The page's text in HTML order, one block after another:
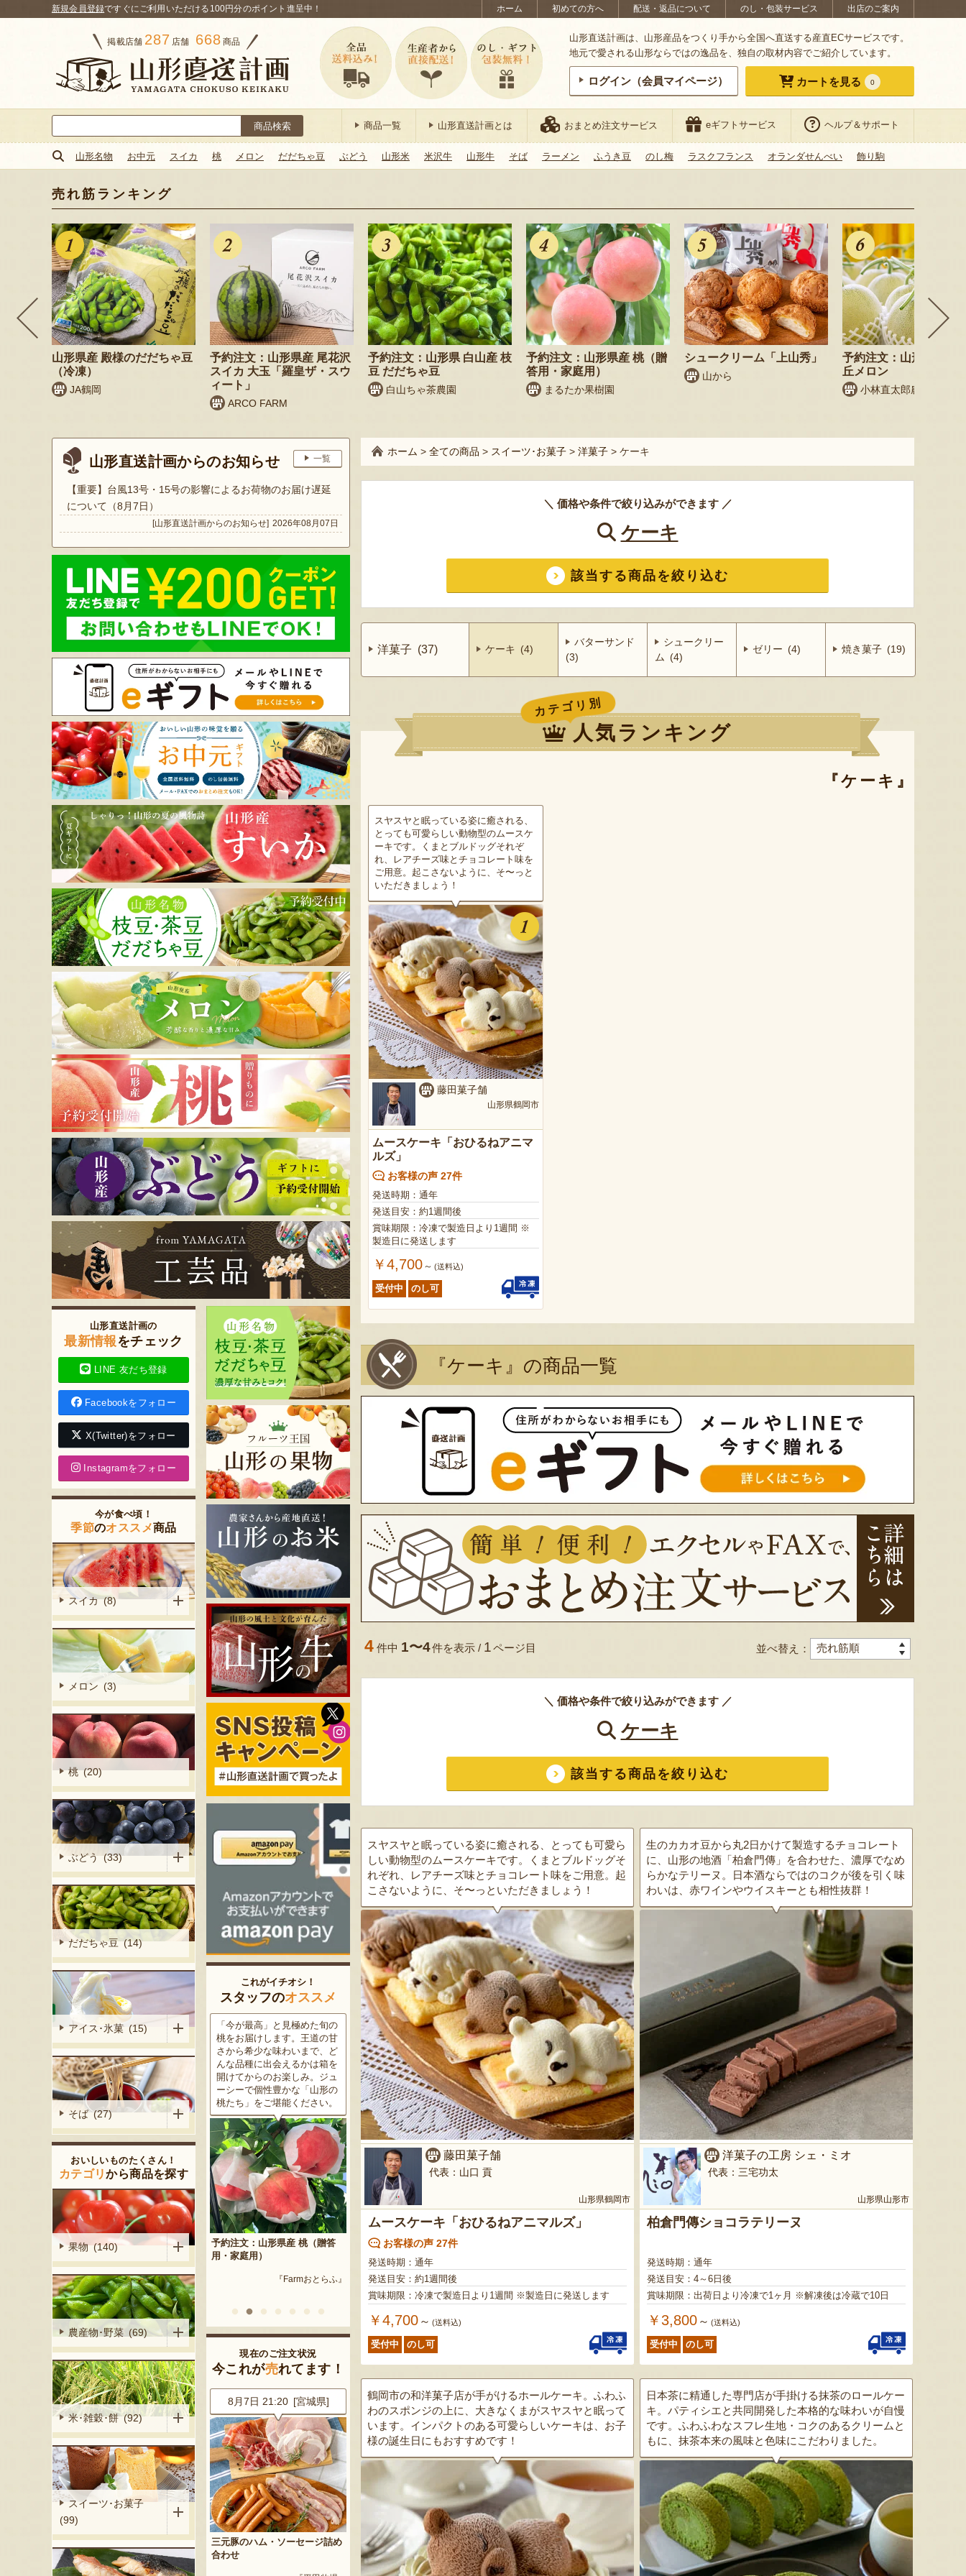
ホーム 初めての方へ 配送・返品について のし・包装サービス 出店のご案内
新規会員登録ですぐにご利用いただける100円分のポイント進呈中！
掲載店舗 287 店舗 668 商品
山形直送計画は、山形産品をつくり手から全国へ直送する産直ECサービスです。
地元で愛される山形ならではの逸品を、独自の取材内容でご紹介しています。
ログイン（会員マイページ） カートを見る 0
索:
商品一覧 山形直送計画とは おまとめ注文サービス eギフトサービス ヘルプ＆サポート
山形名物 お中元 スイカ 桃 メロン だだちゃ豆 ぶどう 山形米 米沢牛 山形牛 そば ラーメン ふうき豆 のし梅 ラスクフランス オランダせんべい 飾り駒
売れ筋ランキング
山形県産 殿様のだだちゃ豆
（冷凍）
JA鶴岡
予約注文：山形県産 尾花沢
スイカ 大玉「羅皇ザ・スウ
ィート」
ARCO FARM
予約注文：山形県 白山産 枝
豆 だだちゃ豆
白山ちゃ茶農園
予約注文：山形県産 桃（贈
答用・家庭用）
まるたか果樹園
シュークリーム「上山秀」
山から
予約注文：山形県産 庄
丘メロン
小林直太郎農園
山形直送計画からのお知らせ 一覧
【重要】台風13号・15号の影響によるお荷物のお届け遅延
について（8月7日）
[山形直送計画からのお知らせ] 2026年08月07日
ホーム > 全ての商品 > スイーツ･お菓子 > 洋菓子 > ケーキ
＼ 価格や条件で絞り込みができます ／
ケーキ
該当する商品を絞り込む
洋菓子 (37) ケーキ (4)
バターサンド
(3)
シュークリー
ム (4)
ゼリー (4) 焼き菓子 (19)
カテゴリ別
人気ランキング
『ケーキ』
スヤスヤと眠っている姿に癒される、
とっても可愛らしい動物型のムースケ
ーキです。くまとブルドッグそれぞ
れ、レアチーズ味とチョコレート味を
ご用意。起こさないように、そ〜っと
いただきましょう！
藤田菓子舗
山形県鶴岡市
ムースケーキ「おひるねアニマ
ルズ」
お客様の声 27件
発送時期：通年
発送目安：約1週間後
賞味期限：冷凍で製造日より1週間 ※
製造日に発送します
￥4,700 ～ (送料込)
受付中 のし可
『ケーキ』の商品一覧
4 件中 1〜4件を表示 / 1ページ目 並べ替え：
＼ 価格や条件で絞り込みができます ／
ケーキ
該当する商品を絞り込む
スヤスヤと眠っている姿に癒される、とっても可愛ら
しい動物型のムースケーキです。くまとブルドッグそ
れぞれ、レアチーズ味とチョコレート味をご用意。起
こさないように、そ〜っといただきましょう！
藤田菓子舗
山形県鶴岡市
代表：山口 貢
ムースケーキ「おひるねアニマルズ」
お客様の声 27件
発送時期：通年
発送目安：約1週間後
賞味期限：冷凍で製造日より1週間 ※製造日に発送します
￥4,700 ～ (送料込)
受付中 のし可
生のカカオ豆から丸2日かけて製造するチョコレート
に、山形の地酒「柏倉門傳」を合わせた、濃厚でなめ
らかなテリーヌ。日本酒ならではのコクが後を引く味
わいは、赤ワインやウイスキーとも相性抜群！
洋菓子の工房 シェ・ミオ
山形県山形市
代表：三宅功太
柏倉門傳ショコラテリーヌ
発送時期：通年
発送目安：4～6日後
賞味期限：出荷日より冷凍で1ヶ月 ※解凍後は冷蔵で10日
￥3,800 ～ (送料込)
受付中 のし可
鶴岡市の和洋菓子店が手がけるホールケーキ。ふわふ
わのスポンジの上に、大きなくまがスヤスヤと眠って
います。インパクトのある可愛らしいケーキは、お子
様の誕生日にもおすすめです！
日本茶に精通した専門店が手掛ける抹茶のロールケー
キ。パティシエと共同開発した本格的な味わいが自慢
です。ふわふわなスフレ生地・コクのあるクリームと
もに、抹茶本来の風味と色味にこだわりました。
山形直送計画の
最新情報をチェック
LINE 友だち登録
Facebookをフォロー
X(Twitter)をフォロー
Instagramをフォロー
今が食べ頃！
季節のオススメ商品
スイカ (8)
メロン (3)
桃 (20)
ぶどう (33)
だだちゃ豆 (14)
アイス･氷菓 (15)
そば (27)
おいしいものたくさん！
カテゴリから商品を探す
果物 (140)
農産物･野菜 (69)
米･雑穀･餅 (92)
スイーツ･お菓子
(99)
これがイチオシ！
スタッフのオススメ
フデザイン』
「今が最高」と見極めた旬の
桃をお届けします。王道の甘
さから希少な味わいまで、ど
んな品種に出会えるかは箱を
開けてからのお楽しみ。ジュ
ーシーで個性豊かな「山形の
桃たち」をご堪能ください。
予約注文：山形県産 桃（贈答
用・家庭用）
『Farmおとらふ』
米沢牛は、非常に厳しい条件
をクリアした最高級のブラン
ド牛。美しいサシ・きめ細か
な肉質・とろける食感・濃厚
な旨味、すべてが抜群です。
高級感のある黒化粧箱入りの
ため、大切な人への贈り物に
どうぞ！
米沢牛
『肉匠えんどう』
三和油脂の看板商品「まいに
ちのこめ油」は、新鮮な国産
の「米ぬか」から作られた食
用油。油特有の臭いやクセが
なく、食材の美味しさを引き
立てます。一度使えば、毎日
使いたくなること間違いなし
です。
まいにちのこめ油
『三和油脂株式会社』
果樹栽培が盛んな東根市で育
った「白桃」。あえて大玉で
はなく、美味しさや食感を重
視した「中玉」にこだわって
栽培しています。「陽夏妃」
や「川中島白桃」など、その
時期に旬の品種をお届けしま
す。
用・家庭用）
『栗原果樹園』
色とりどりのフルーツがぎゅ
っと詰まった「ミックスゼリ
ー」。色をテーマに、素材の
組み合わせやカットの仕方に
もこだわりました。箱を開け
た瞬間に笑顔になれるゼリー
は、大切な方への贈り物にも
ミックスゼリー
『たかはたファーム』
寒河江市の肥沃な大地で育っ
たスイートコーン「おおも
の」。存在感のある大きさ
と、果物にも負けない濃厚な
甘みが特徴。朝採りをその日
のうちに発送し、鮮度そのま
まにお届けします。
現在のご注文状況
今これが売れてます！
8月7日 21:20 [宮城県]
三元豚のハム・ソーセージ詰め
合わせ
8月7日 20:07 [山形県]
ぶどうジュース 飲み比べセット
8月7日 18:02 [東京都]
山形県産 種なしぶどう デラウ
ェア
8月7日 16:16 [新潟県]
Fruits Craft Cider（フルーツク
ラフトサイダー）ギフトセット
8月7日 21:25 [神奈川県]
山形県産 尾花沢スイカ 大玉
「羅皇ザ・スウィート」
8月7日 21:20 [宮城県]
三元豚のハム・ソーセージ詰め
合わせ